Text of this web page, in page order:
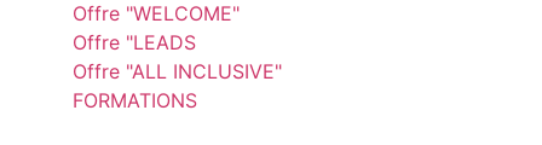
Offre "WELCOME"
Offre "LEADS
Offre "ALL INCLUSIVE"
FORMATIONS